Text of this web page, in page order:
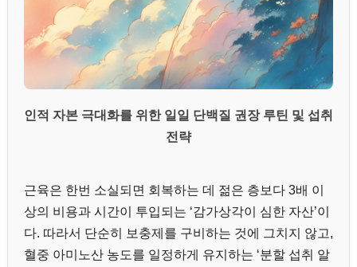
인적 자본 극대화를 위한 일일 단백질 권장 루틴 및 섭취
전략
근육은 한번 소실되면 회복하는 데 젊은 층보다 3배 이
상의 비용과 시간이 투입되는 ‘감가상각이 심한 자산’이
다. 따라서 단순히 보충제를 구비하는 것에 그치지 않고,
혈중 아미노산 농도를 일정하게 유지하는 ‘분할 섭취 알